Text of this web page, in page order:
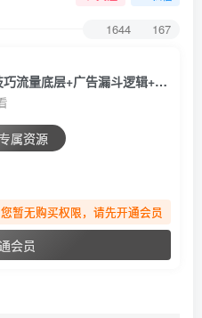
1644 167
（5048期）亚马逊·广告投放技巧流量底层+广告漏斗逻辑+提升Listing权重 Acos<10%
属资源
您暂无购买权限，请先开通会员
会员